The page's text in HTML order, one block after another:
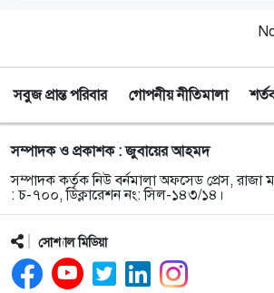
সবুজ প্রান্ত পরিবার গোপনীয় নীতিমালা
সম্পাদক ও প্রকাশক : জুবায়ের আহমদ
সম্পাদক কর্তৃক নিউ বর্নমালা অফসেড প্রেস, রাজা
: চ-৭০০, ডিক্লারেশন নং: সিল-১৪৩/১৪।
সোশ্যাল মিডিয়া